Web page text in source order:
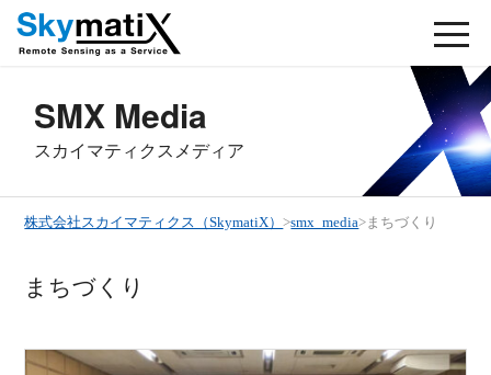
SMX Media
スカイマティクスメディア
株式会社スカイマティクス（SkymatiX）>smx_media>まちづくり
まちづくり